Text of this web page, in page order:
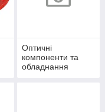
Оптичні
компоненти та
обладнання